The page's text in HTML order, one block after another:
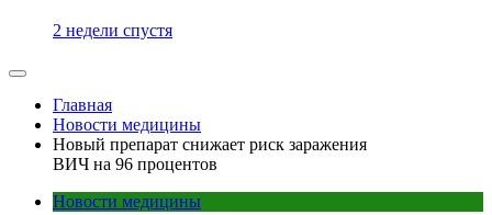
2 недели спустя
Главная
Новости медицины
Новый препарат снижает риск заражения
ВИЧ на 96 процентов
Новости медицины